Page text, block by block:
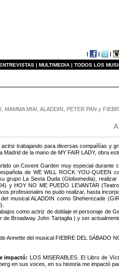
| | |
| MULTIMEDIA | TODOS LOS
MIA!, ALADDIN, PETER PAN y
trabajando para diversas compañías y
de la mano de MY FAIR LADY, obra
un Covent Garden muy especial durante
de WE WILL ROCK YOU-QUEEN
grupo La Sexta Duda (Globomedia),
y HOY NO ME PUEDO LEVANTAR
profesionales no pudo realizar, hasta
musical ALADDIN como Sheherezade
como actriz de doblaje el personaje de
de Broadway John Tartaglia ) y ser
Annette del musical FIEBRE DEL SÁBADO
impactó:LOS MISERABLES. El Libro de
en sus voces, en su historia me impactó